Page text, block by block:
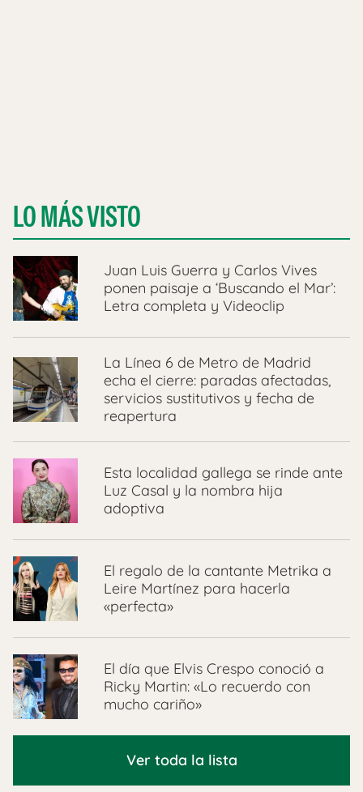
LO MÁS VISTO
Juan Luis Guerra y Carlos Vives
ponen paisaje a ‘Buscando el Mar’:
Letra completa y Videoclip
La Línea 6 de Metro de Madrid
echa el cierre: paradas afectadas,
servicios sustitutivos y fecha de
reapertura
Esta localidad gallega se rinde ante
Luz Casal y la nombra hija
adoptiva
El regalo de la cantante Metrika a
Leire Martínez para hacerla
«perfecta»
El día que Elvis Crespo conoció a
Ricky Martin: «Lo recuerdo con
mucho cariño»
Ver toda la lista